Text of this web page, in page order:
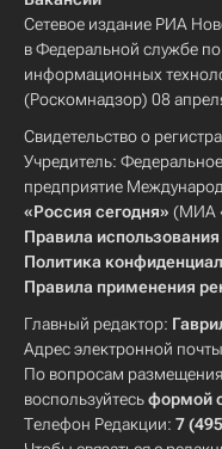
Сетевое издание РИА
в Федеральной службе
информационных
(Роскомнадзор) 08
Свидетельство о
Учредитель:
предприятие
«Россия сегодня» (МИА
Правила
Политика
Правила применения
Главный редактор:
Адрес электронной
По вопросам
воспользуйтесьформой
Телефон Редакции: 7